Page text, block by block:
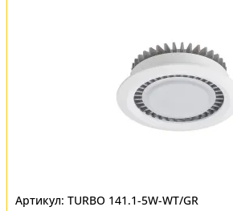
TURBO 141.1-5W-WT/GR